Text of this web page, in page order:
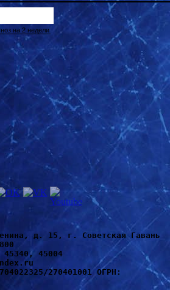
д. 15, г. Советская Гавань
45004
270401001 ОГРН: